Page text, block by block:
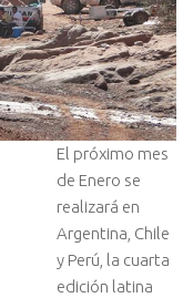
El próximo mes
de Enero se
realizará en
Argentina, Chile
y Perú, la cuarta
edición latina